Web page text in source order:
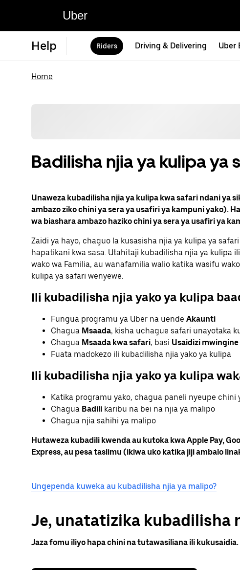
Uber
Help Riders Driving & Delivering Uber
Home
Badilisha njia ya kulipa ya
Unaweza kubadilisha njia ya kulipa kwa safari ndani ya
ambazo ziko chini ya sera ya usafiri ya kampuni yako).
wa biashara ambazo haziko chini ya sera ya usafiri ya
Zaidi ya hayo, chaguo la kusasisha njia ya kulipa ya
hapatikani kwa sasa. Utahitaji kubadilisha njia ya kulipa
wako wa Familia, au wanafamilia walio katika wasifu
kulipa ya safari wenyewe.
Ili kubadilisha njia yako ya kulipa
Fungua programu ya Uber na uende Akaunti
Chagua Msaada, kisha uchague safari unayotaka
Chagua Msaada kwa safari, basi Usaidizi
Fuata madokezo ili kubadilisha njia yako ya kulipa
Ili kubadilisha njia yako ya kulipa
Katika programu yako, chagua paneli nyeupe chini
Chagua Badili karibu na bei na njia ya malipo
Chagua njia sahihi ya malipo
Hutaweza kubadili kwenda au kutoka kwa Apple Pay,
Express, au pesa taslimu (ikiwa uko katika jiji ambalo
Ungependa kuweka au kubadilisha njia ya malipo?
Je, unatatizika kubadilisha
Jaza fomu iliyo hapa chini na tutawasiliana ili kukusaidia.